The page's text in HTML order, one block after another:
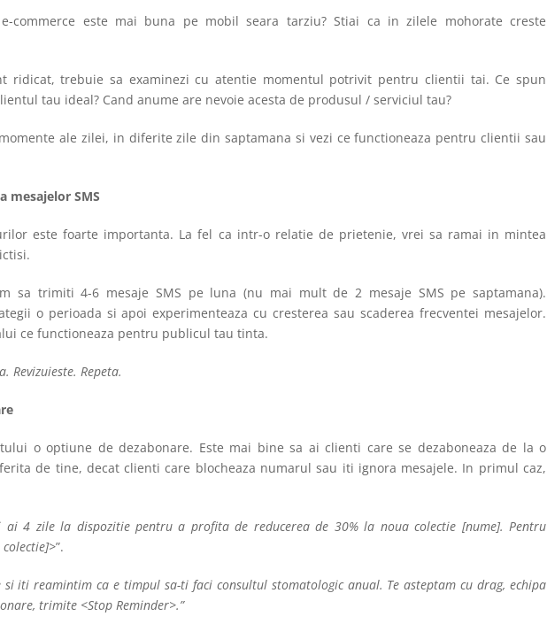
commerce este mai buna pe mobil seara tarziu? Stiai ca in zilele mohorate creste
ridicat, trebuie sa examinezi cu atentie momentul potrivit pentru clientii tai. Ce spun
tau ideal? Cand anume are nevoie acesta de produsul / serviciul tau?
ale zilei, in diferite zile din saptamana si vezi ce functioneaza pentru clientii sau
mesajelor SMS
este foarte importanta. La fel ca intr-o relatie de prietenie, vrei sa ramai in mintea
sa trimiti 4-6 mesaje SMS pe luna (nu mai mult de 2 mesaje SMS pe saptamana).
o perioada si apoi experimenteaza cu cresterea sau scaderea frecventei mesajelor.
ce functioneaza pentru publicul tau tinta.
Revizuieste. Repeta.
o optiune de dezabonare. Este mai bine sa ai clienti care se dezaboneaza de la o
de tine, decat clienti care blocheaza numarul sau iti ignora mesajele. In primul caz,
ai 4 zile la dispozitie pentru a profita de reducerea de 30% la noua colectie [nume]. Pentru
”.
si iti reamintim ca e timpul sa-ti faci consultul stomatologic anual. Te asteptam cu drag, echipa
trimite <Stop Reminder>.”